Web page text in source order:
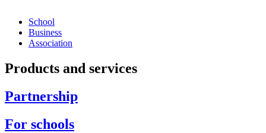
School
Business
Association
Products and services
Partnership
For schools